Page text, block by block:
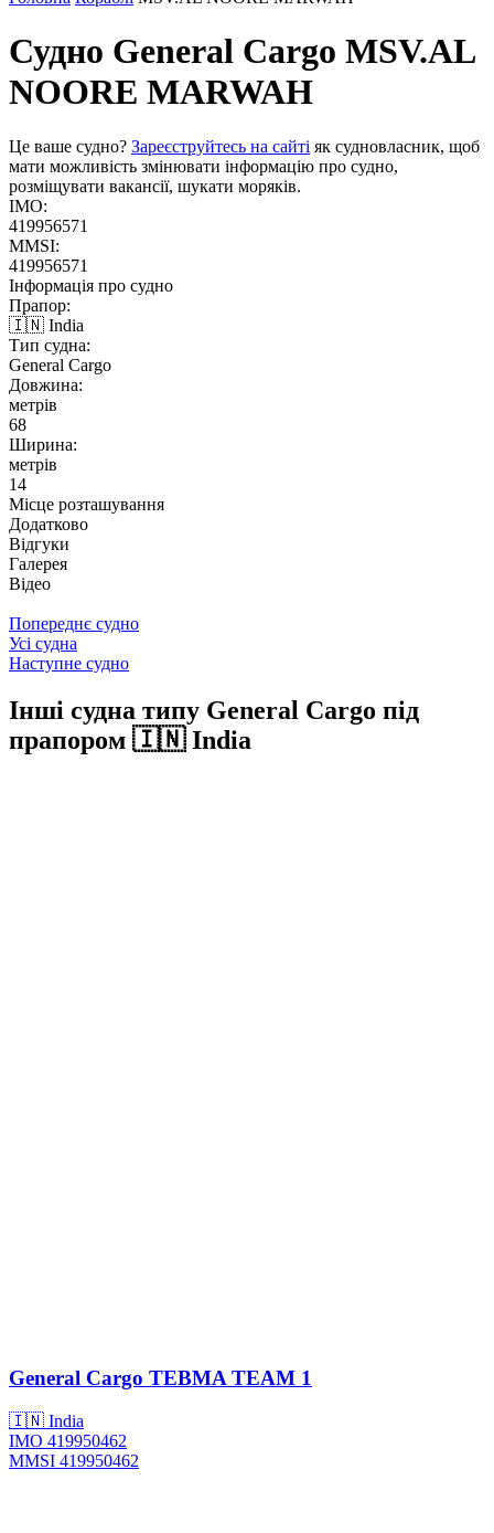
Судно General Cargo MSV.AL
NOORE MARWAH
Це ваше судно? Зареєструйтесь на сайті як судновласник, щоб
мати можливість змінювати інформацію про судно,
розміщувати вакансії, шукати моряків.
IMO:
419956571
MMSI:
419956571
Інформація про судно
Прапор:
🇮🇳 India
Тип судна:
General Cargo
Довжина:
метрів
68
Ширина:
метрів
14
Місце розташування
Додатково
Відгуки
Галерея
Відео
Попереднє судно
Усі судна
Наступне судно
Інші судна типу General Cargo під
прапором 🇮🇳 India
General Cargo TEBMA TEAM 1
🇮🇳 India
IMO 419950462
MMSI 419950462